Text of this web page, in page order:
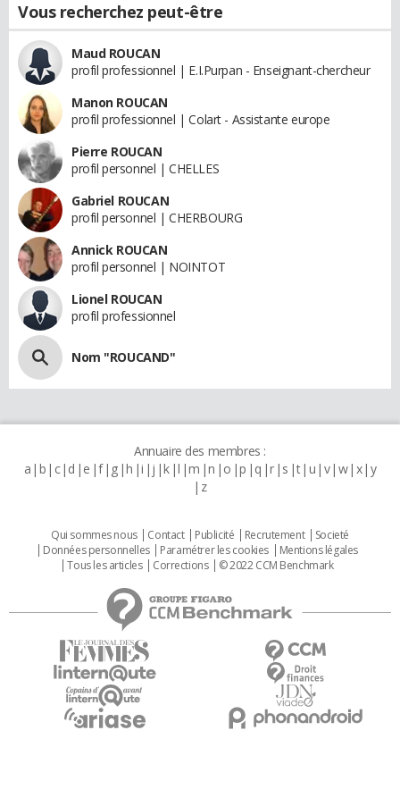
Vous recherchez peut-être
Maud ROUCAN
profil professionnel | E.I.Purpan - Enseignant-chercheur
Manon ROUCAN
profil professionnel | Colart - Assistante europe
Pierre ROUCAN
profil personnel | CHELLES
Gabriel ROUCAN
profil personnel | CHERBOURG
Annick ROUCAN
profil personnel | NOINTOT
Lionel ROUCAN
profil professionnel
Nom "ROUCAND"
Annuaire des membres :
a b c d e f g h i j k l m n o p q r s t u v w x y
z
Qui sommes nous Contact Publicité Recrutement
Societé
Données personnelles
Paramétrer les cookies
Mentions légales
Tous les articles
Corrections © 2022 CCM Benchmark